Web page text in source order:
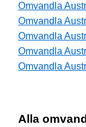
Omvandla
Omvandla
Omvandla
Omvandla
Omvandla
Alla